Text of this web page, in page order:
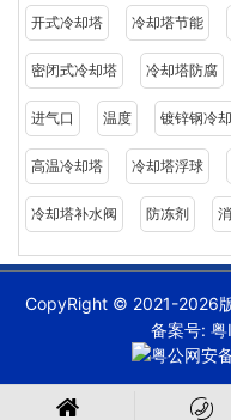
开式冷却塔 冷却塔节能
密闭式冷却塔 冷却塔防腐
进气口 温度 镀锌钢冷
高温冷却塔 冷却塔浮球
冷却塔补水阀 防冻剂
CopyRight © 2021-2026
备案号:
粤公网安